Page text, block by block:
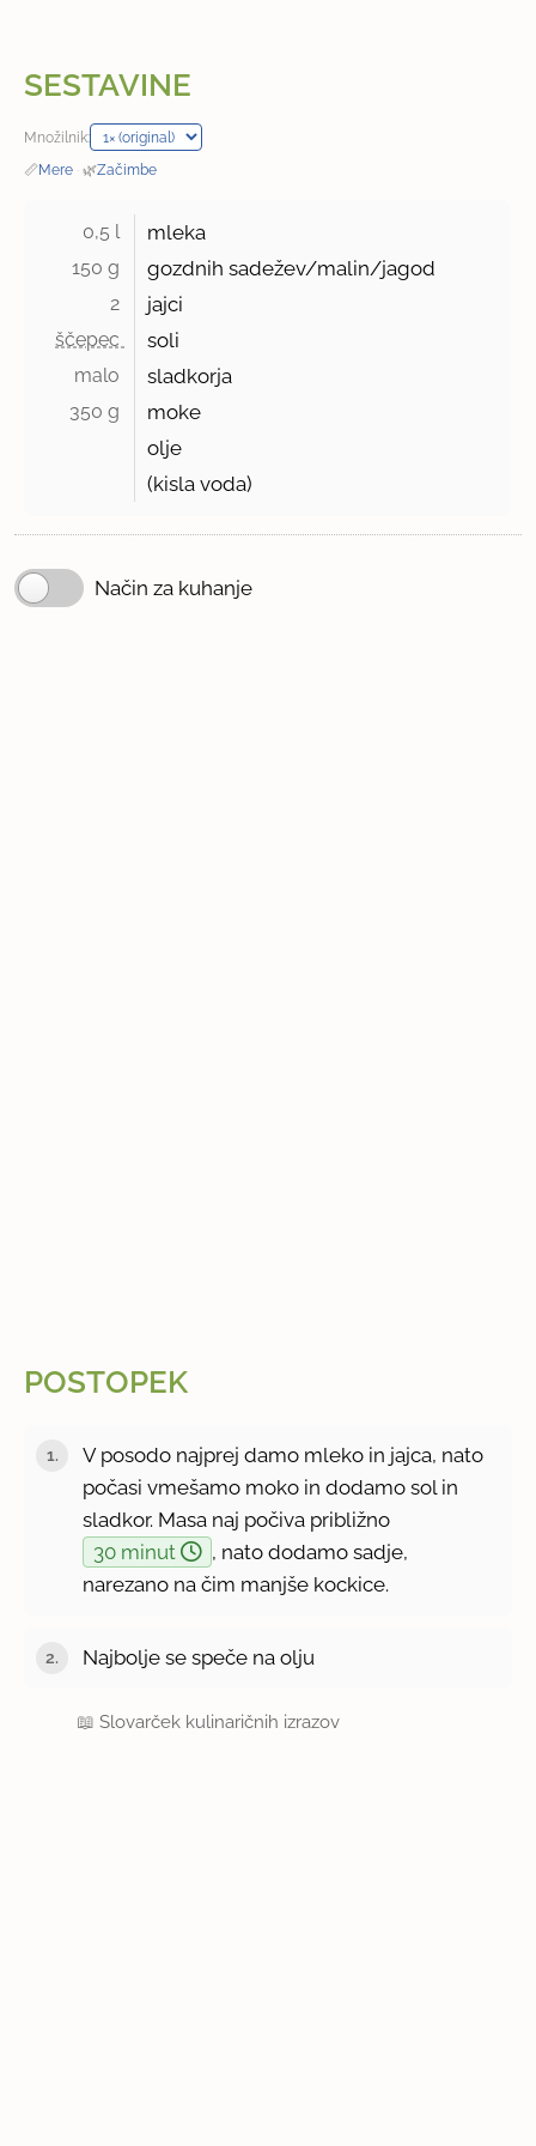
SESTAVINE
Množilnik:
📏Mere · 🌿Začimbe
0,5 l mleka
150 g gozdnih sadežev/malin/jagod
2 jajci
ščepec soli
malo sladkorja
350 g
moke
olje
(kisla voda)
Način za kuhanje
POSTOPEK
V posodo najprej damo mleko in jajca, nato
počasi vmešamo moko in dodamo sol in
sladkor. Masa naj počiva približno
30 minut
, nato dodamo sadje,
narezano na čim manjše kockice.
Najbolje se speče na olju
📖Slovarček kulinaričnih izrazov